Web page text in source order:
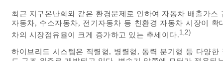
최근 지구온난화와 같은 환경문제로 인하여 자동차 배출가
자동차, 수소자동차, 전기자동차 등 친환경 자동차 시장이
차의 시장점유율이 크게 증가하고 있는 추세이다.1,2)
하이브리드 시스템은 직렬형, 병렬형, 동력 분기형 등 다양